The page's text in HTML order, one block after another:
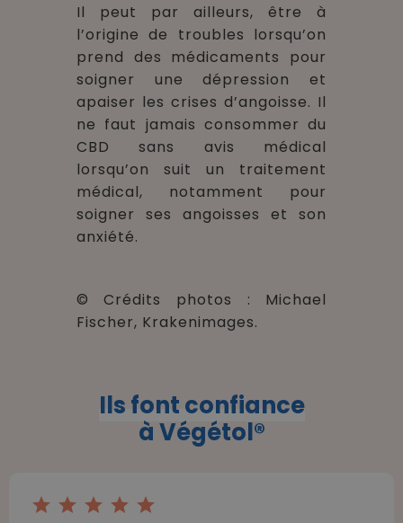
Il peut par ailleurs, être à
l’origine de troubles lorsqu’on
prend des médicaments pour
soigner une dépression et
apaiser les crises d’angoisse. Il
ne faut jamais consommer du
CBD sans avis médical
lorsqu’on suit un traitement
médical, notamment pour
soigner ses angoisses et son
anxiété.
© Crédits photos : Michael
Fischer, Krakenimages.
Ils font confiance
à Végétol®
star star star star star